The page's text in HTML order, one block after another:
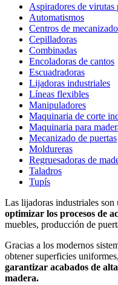
Aspiradores de virutas
Automatismos
Centros de mecanizado
Cepilladoras
Combinadas
Encoladoras de cantos
Escuadradoras
Lijadoras industriales
Líneas flexibles
Manipuladores
Maquinaria de corte
Maquinaria para
Mecanizado de puertas
Moldureras
Regruesadoras de
Taladros
Tupís
Las lijadoras industriales
optimizar los procesos de
muebles, producción de
Gracias a los modernos
obtener superficies
garantizar acabados de
madera.